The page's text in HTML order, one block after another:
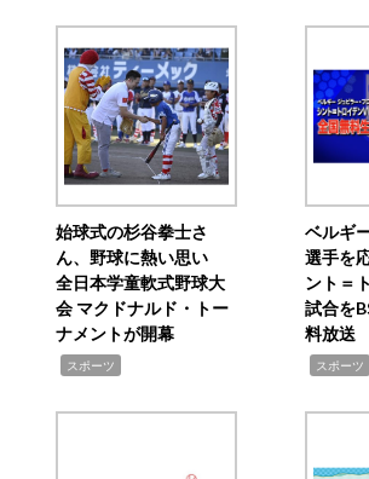
始球式の杉谷拳士さ
ん、野球に熱い思い
全日本学童軟式野球大
会 マクドナルド・トー
ナメントが開幕
スポーツ
ベルギ
選手を
ント＝
試合を
料放送
スポーツ